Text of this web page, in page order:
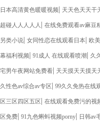
日本高清黄色暖暖视频| 天天色天天干
超碰人人人人人 | 在线免费观看av麻豆
另类小说| 女同性恋在线观看日本| 欧
幕福利视频| 91成人 在线观看喷潮| 久
宅男午夜网站免费看| 天天摸天天摸天
久性色av综合av专区| 99久久免热在线
区三区四区五区| 在线观看免费污的视
区免费| 91九色蝌蚪视频porny| 日韩av